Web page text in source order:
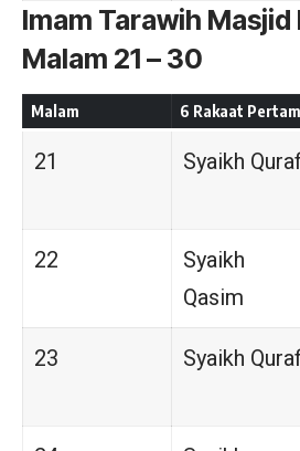
Imam Tarawih Masjid
Malam 21 – 30
Malam 6 Rakaat
21 Syaikh
22
Syaikh
Qasim
23 Syaikh